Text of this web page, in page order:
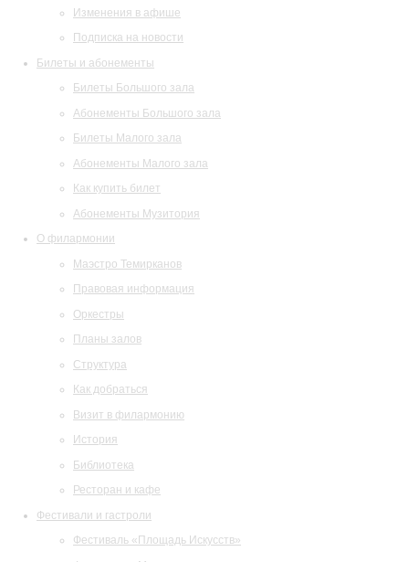
Изменения в афише
Подписка на новости
Билеты и абонементы
Билеты Большого зала
Абонементы Большого зала
Билеты Малого зала
Абонементы Малого зала
Как купить билет
Абонементы Музитория
О филармонии
Маэстро Темирканов
Правовая информация
Оркестры
Планы залов
Структура
Как добраться
Визит в филармонию
История
Библиотека
Ресторан и кафе
Фестивали и гастроли
Фестиваль «Площадь Искусств»